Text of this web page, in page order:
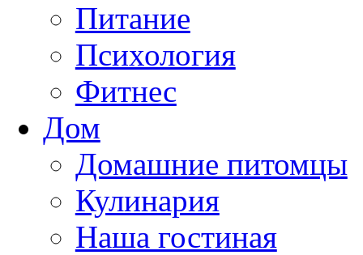
Питание
Психология
Фитнес
Дом
Домашние питомцы
Кулинария
Наша гостиная